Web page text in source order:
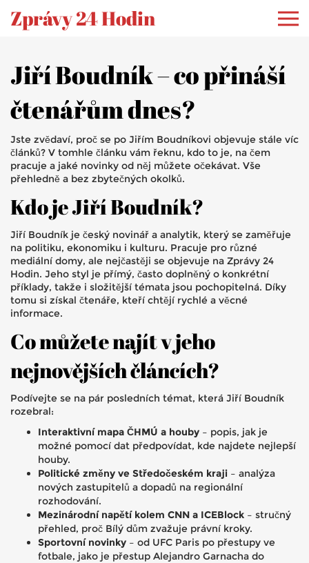
Zprávy 24 Hodin
Jiří Boudník – co přináší
čtenářům dnes?
Jste zvědaví, proč se po Jiřím Boudníkovi objevuje stále víc
článků? V tomhle článku vám řeknu, kdo to je, na čem
pracuje a jaké novinky od něj můžete očekávat. Vše
přehledně a bez zbytečných okolků.
Kdo je Jiří Boudník?
Jiří Boudník je český novinář a analytik, který se zaměřuje
na politiku, ekonomiku i kulturu. Pracuje pro různé
mediální domy, ale nejčastěji se objevuje na Zprávy 24
Hodin. Jeho styl je přímý, často doplněný o konkrétní
příklady, takže i složitější témata jsou pochopitelná. Díky
tomu si získal čtenáře, kteří chtějí rychlé a věcné
informace.
Co můžete najít v jeho
nejnovějších článcích?
Podívejte se na pár posledních témat, která Jiří Boudník
rozebral:
Interaktivní mapa ČHMÚ a houby – popis, jak je
možné pomocí dat předpovídat, kde najdete nejlepší
houby.
Politické změny ve Středočeském kraji – analýza
nových zastupitelů a dopadů na regionální
rozhodování.
Mezinárodní napětí kolem CNN a ICEBlock – stručný
přehled, proč Bílý dům zvažuje právní kroky.
Sportovní novinky – od UFC Paris po přestupy ve
fotbale, jako je přestup Alejandro Garnacha do